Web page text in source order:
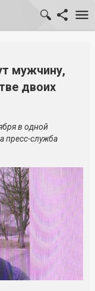
мужчину,
двоих
в одной
пресс-служба